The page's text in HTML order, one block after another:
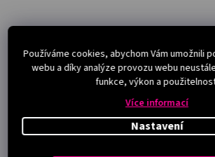
Používáme cookies, abychom Vám umožnili
webu a díky analýze provozu webu
funkce, výkon a
Více informací
Nastavení